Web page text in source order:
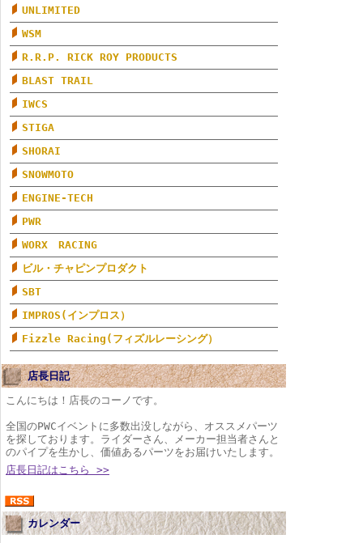
UNLIMITED
WSM
R.R.P. RICK ROY PRODUCTS
BLAST TRAIL
IWCS
STIGA
SHORAI
SNOWMOTO
ENGINE-TECH
PWR
WORX RACING
ビル・チャピンプロダクト
SBT
IMPROS(インプロス）
Fizzle Racing(フィズルレーシング）
店長日記
こんにちは！店長のコーノです。
全国のPWCイベントに多数出没しながら、オススメパーツ
を探しております。ライダーさん、メーカー担当者さんと
のパイプを生かし、価値あるパーツをお届けいたします。
店長日記はこちら >>
カレンダー